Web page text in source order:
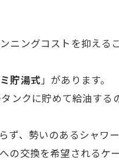
ングコストを抑えるこ
貯湯式」があります。
ンクに貯めて給油する
、勢いのあるシャワー
交換を希望されるケー